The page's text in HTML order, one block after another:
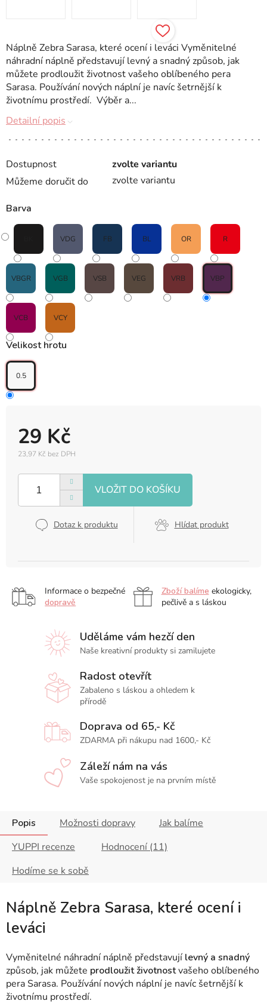
Dostupnost
zvolte variantu
Můžeme doručit do
zvolte variantu
29 Kč
23,97 Kč bez DPH
cena:
Dotaz k produktu Hlídat produkt
Barva
VDG FB BL OR R
VBGR VGB VSB VEG VRB VBP
VCB VCY
Velikost hrotu
0.5
Náplně Zebra Sarasa, které ocení i leváci Vyměnitelné
náhradní náplně představují levný a snadný způsob, jak
můžete prodloužit životnost vašeho oblíbeného pera
Sarasa. Používání nových náplní je navíc šetrnější k
životnímu prostředí. Výběr a...
Detailní popis
Informace o bezpečné
dopravě
Zboží balíme ekologicky,
pečlivě a s láskou
Uděláme vám hezčí den
Naše kreativní produkty si zamilujete
Radost otevřít
Zabaleno s láskou a ohledem k
přírodě
Doprava od 65,- Kč
ZDARMA při nákupu nad 1600,- Kč
Záleží nám na vás
Vaše spokojenost je na prvním místě
Popis Možnosti dopravy
Jak balíme
YUPPI recenze
Hodnocení (11)
Hodíme se k sobě
Náplně Zebra Sarasa, které ocení i
leváci
Vyměnitelné náhradní náplně představují levný a snadný
způsob, jak můžete prodloužit životnostvašeho oblíbeného
pera Sarasa. Používání nových náplní je navíc šetrnější k
životnímu prostředí.